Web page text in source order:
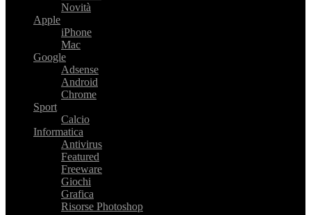
Novità
Apple
iPhone
Mac
Google
Adsense
Android
Chrome
Sport
Calcio
Informatica
Antivirus
Featured
Freeware
Giochi
Grafica
Risorse Photoshop